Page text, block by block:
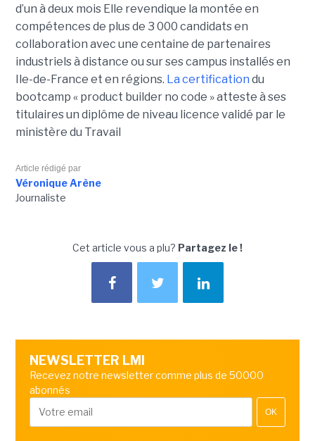
d’un à deux mois Elle revendique la montée en
compétences de plus de 3 000 candidats en
collaboration avec une centaine de partenaires
industriels à distance ou sur ses campus installés en
Ile-de-France et en régions. La certification du
bootcamp « product builder no code » atteste à ses
titulaires un diplôme de niveau licence validé par le
ministère du Travail
Article rédigé par
Véronique Arène
Journaliste
Cet article vous a plu? Partagez le !
NEWSLETTER LMI
Recevez notre newsletter comme plus de 50000
abonnés
OK